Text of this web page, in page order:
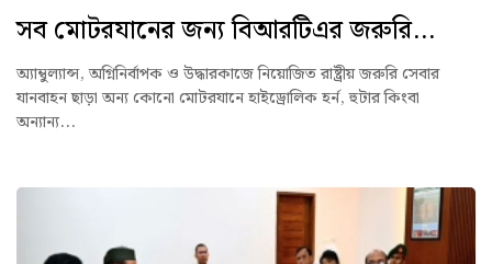
সব মোটরযানের জন্য বিআরটিএর জরুরি...
অ্যাম্বুল্যান্স, অগ্নিনির্বাপক ও উদ্ধারকাজে নিয়োজিত রাষ্ট্রীয় জরুরি সেবার
যানবাহন ছাড়া অন্য কোনো মোটরযানে হাইড্রোলিক হর্ন, হুটার কিংবা
অন্যান্য...